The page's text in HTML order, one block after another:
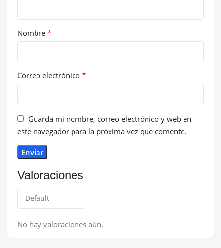
Valoraciones
No hay valoraciones aún.
Nombre *
Correo electrónico *
Guarda mi nombre, correo electrónico y web en
este navegador para la próxima vez que comente.